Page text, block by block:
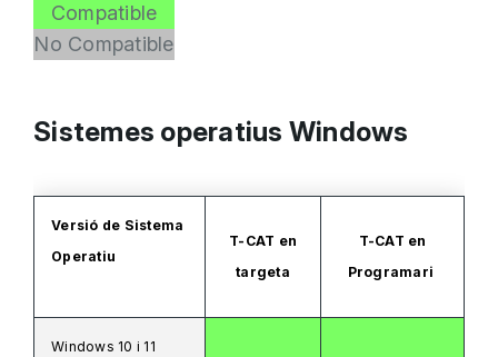
Compatible
No Compatible
Sistemes operatius Windows
Versió de Sistema
Operatiu
T-CAT en
targeta
T-CAT en
Programari
Windows 10 i 11